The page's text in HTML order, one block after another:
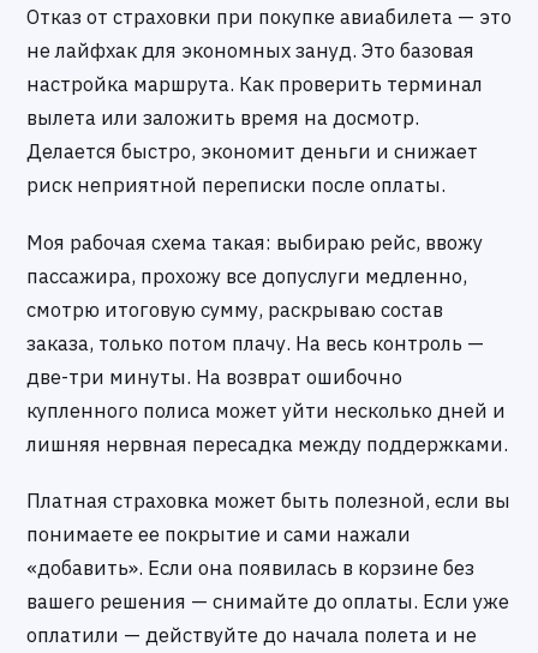
Отказ от страховки при покупке авиабилета — это
не лайфхак для экономных зануд. Это базовая
настройка маршрута. Как проверить терминал
вылета или заложить время на досмотр.
Делается быстро, экономит деньги и снижает
риск неприятной переписки после оплаты.
Моя рабочая схема такая: выбираю рейс, ввожу
пассажира, прохожу все допуслуги медленно,
смотрю итоговую сумму, раскрываю состав
заказа, только потом плачу. На весь контроль —
две-три минуты. На возврат ошибочно
купленного полиса может уйти несколько дней и
лишняя нервная пересадка между поддержками.
Платная страховка может быть полезной, если вы
понимаете ее покрытие и сами нажали
«добавить». Если она появилась в корзине без
вашего решения — снимайте до оплаты. Если уже
оплатили — действуйте до начала полета и не